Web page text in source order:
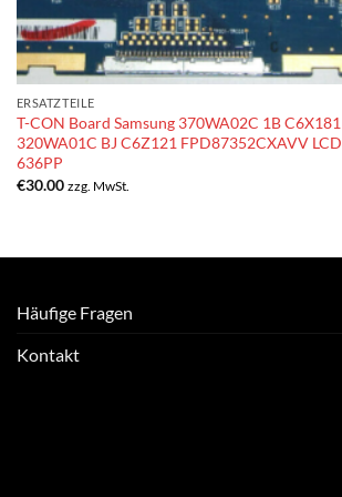
ERSATZTEILE
T-CON Board Samsung 370WA02C 1B C6X181
320WA01C BJ C6Z121 FPD87352CXAVV LCD
636PP
€30.00 zzg. MwSt.
Häufige Fragen
Kontakt